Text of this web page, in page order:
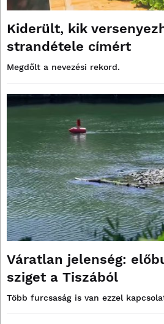
Kiderült, kik
strandétele címért
Megdőlt a nevezési rekord.
Váratlan jelenség:
sziget a Tiszából
Több furcsaság is van ezzel